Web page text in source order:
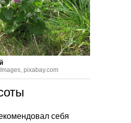
pixabay.com
себя